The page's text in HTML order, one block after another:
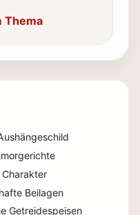
Thema
Beilagen
Getreidespeisen